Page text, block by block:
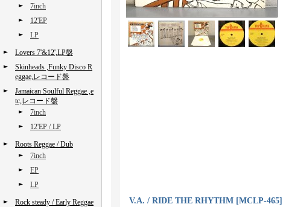
7inch
12'EP
LP
Lovers 7'&12',LP盤
Skinheads ,Funky Disco R
eggae,レコード盤
Jamaican Soulful Reggae ,e
tc,レコード盤
7inch
12'EP / LP
Roots Reggae / Dub
7inch
EP
LP
Rock steady / Early Reggae
V.A. / RIDE THE RHYTHM [MCLP-465]